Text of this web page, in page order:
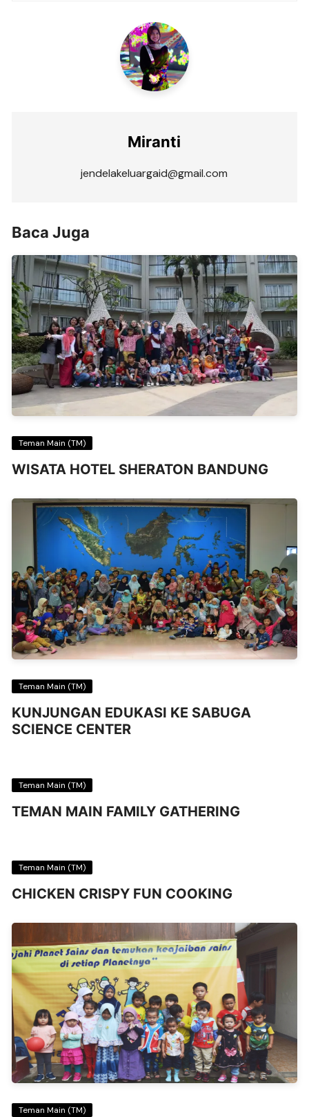
Miranti
jendelakeluargaid@gmail.com
Baca Juga
Teman Main (TM)
WISATA HOTEL SHERATON BANDUNG
Teman Main (TM)
KUNJUNGAN EDUKASI KE SABUGA
SCIENCE CENTER
Teman Main (TM)
TEMAN MAIN FAMILY GATHERING
Teman Main (TM)
CHICKEN CRISPY FUN COOKING
Teman Main (TM)